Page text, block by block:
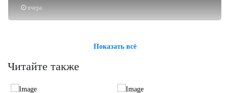
вчера
Показать всё
Читайте также